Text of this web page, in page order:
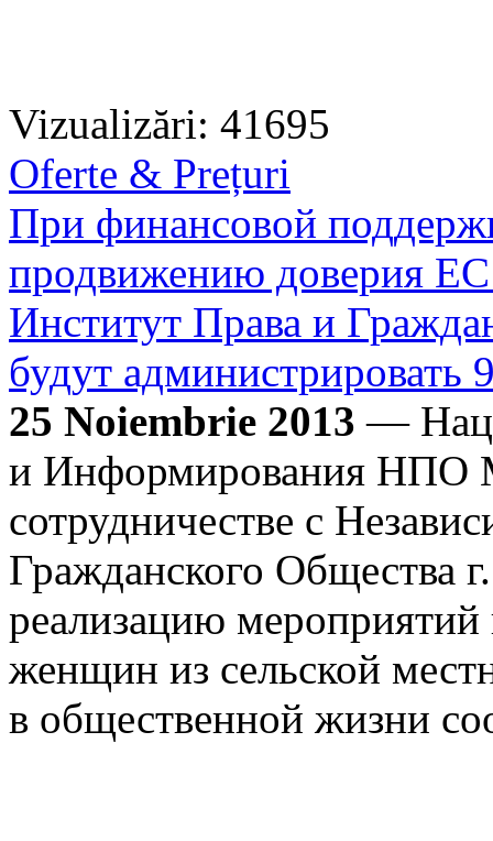
Vizualizări: 41695
Oferte & Prețuri
При финансовой
продвижению доверия
Институт Права и
будут администрировать
25 Noiembrie 2013 —
и Информирования
сотрудничестве с
Гражданского Общества
реализацию мероприятий
женщин из сельской
в общественной жизни